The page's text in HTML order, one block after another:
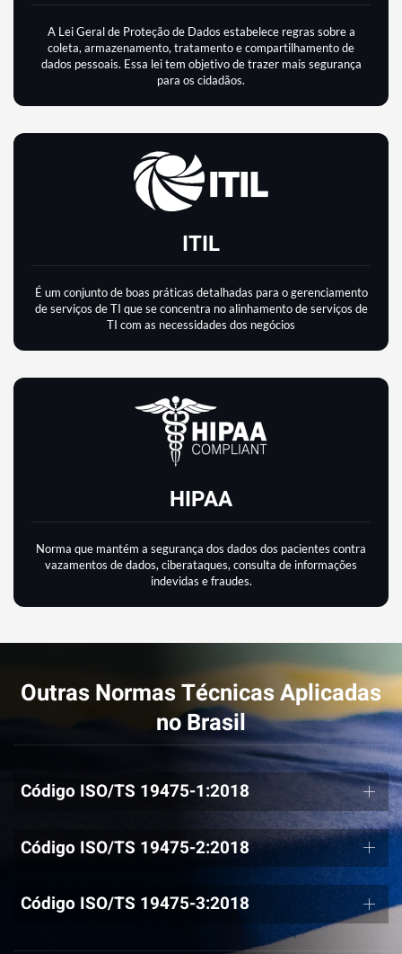
A Lei Geral de Proteção de Dados estabelece regras sobre a
coleta, armazenamento, tratamento e compartilhamento de
dados pessoais. Essa lei tem objetivo de trazer mais segurança
para os cidadãos.
ITIL
É um conjunto de boas práticas detalhadas para o gerenciamento
de serviços de TI que se concentra no alinhamento de serviços de
TI com as necessidades dos negócios
HIPAA
Norma que mantém a segurança dos dados dos pacientes contra
vazamentos de dados, ciberataques, consulta de informações
indevidas e fraudes.
Outras Normas Técnicas Aplicadas
no Brasil
Código ISO/TS 19475-1:2018
Código ISO/TS 19475-2:2018
Código ISO/TS 19475-3:2018